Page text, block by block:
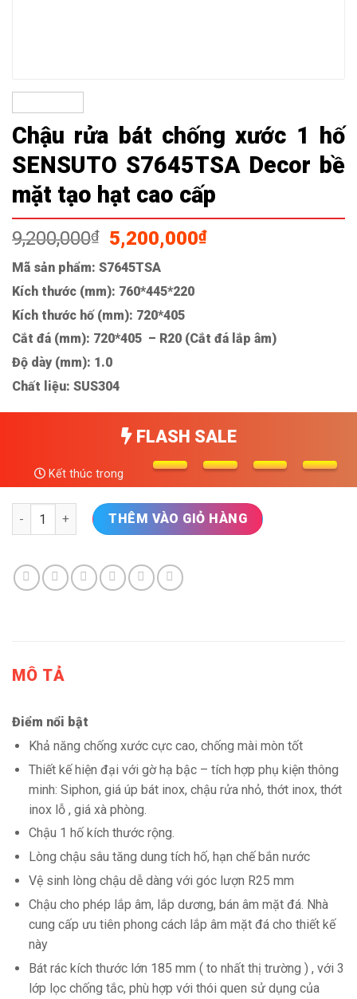
Chậu rửa bát chống xước 1 hố
SENSUTO S7645TSA Decor bề
mặt tạo hạt cao cấp
9,200,000₫
Giá
gốc
là:
9,200,000₫.
5,200,000₫Giá
Mã sản phẩm: S7645TSA
Kích thước (mm): 760*445*220
Kích thước hố (mm): 720*405
Cắt đá (mm): 720*405 – R20 (Cắt đá lắp âm)
Độ dày (mm): 1.0
Chất liệu: SUS304
FLASH SALE
Kết thúc trong
Chậu rửa bát chống xước 1 hố SENSUTO S7645TSA Decor
THÊM VÀO GIỎ HÀNG
MÔ TẢ
Điểm nổi bật
Khả năng chống xước cực cao, chống mài mòn tốt
Thiết kế hiện đại với gờ hạ bậc – tích hợp phụ kiện thông
minh: Siphon, giá úp bát inox, chậu rửa nhỏ, thớt inox, thớt
inox lỗ , giá xà phòng.
Chậu 1 hố kích thước rộng.
Lòng chậu sâu tăng dung tích hố, hạn chế bắn nước
Vệ sinh lòng chậu dễ dàng với góc lượn R25 mm
Chậu cho phép lắp âm, lắp dương, bán âm mặt đá. Nhà
cung cấp ưu tiên phong cách lắp âm mặt đá cho thiết kế
này
Bát rác kích thước lớn 185 mm ( to nhất thị trường ) , với 3
lớp lọc chống tắc, phù hợp với thói quen sử dụng của